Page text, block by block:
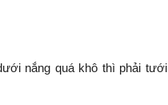
nắng quá khô thì phải tưới